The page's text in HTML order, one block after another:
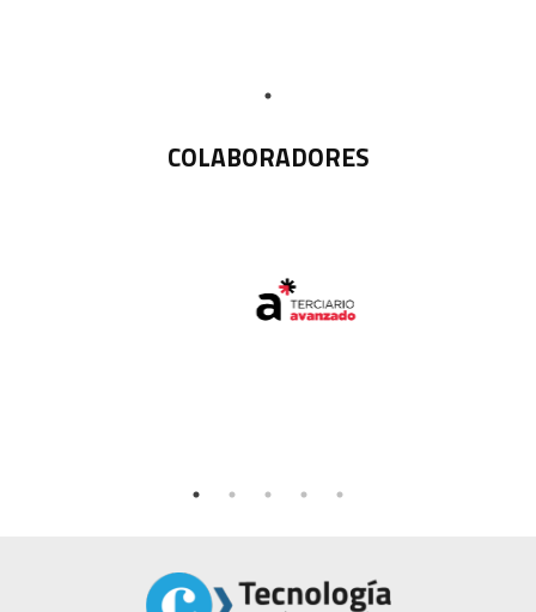
COLABORADORES